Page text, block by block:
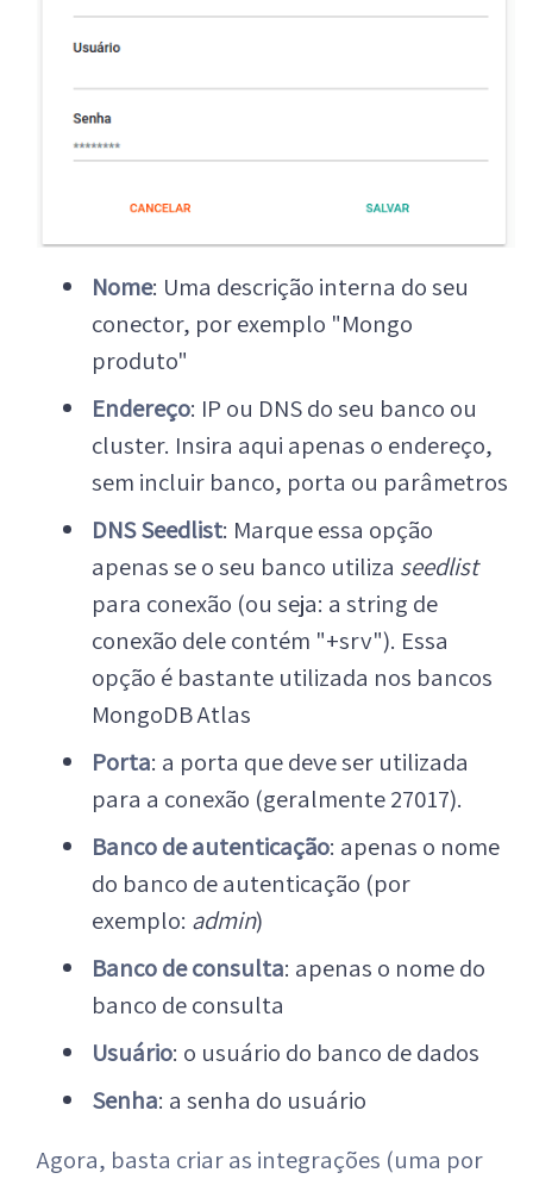
Nome: Uma descrição interna do seu
conector, por exemplo "Mongo
produto"
Endereço: IP ou DNS do seu banco ou
cluster. Insira aqui apenas o endereço,
sem incluir banco, porta ou parâmetros
DNS Seedlist: Marque essa opção
apenas se o seu banco utiliza seedlist
para conexão (ou seja: a string de
conexão dele contém "+srv"). Essa
opção é bastante utilizada nos bancos
MongoDB Atlas
Porta: a porta que deve ser utilizada
para a conexão (geralmente 27017).
Banco de autenticação: apenas o nome
do banco de autenticação (por
exemplo: admin)
Banco de consulta: apenas o nome do
banco de consulta
Usuário: o usuário do banco de dados
Senha: a senha do usuário
Agora, basta criar as integrações (uma por